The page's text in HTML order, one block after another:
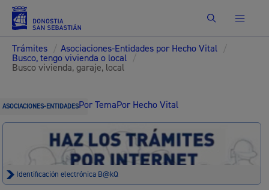
Buscar
Trámites / Asociaciones-Entidades por Hecho Vital /
Busco, tengo vivienda o local /
Busco vivienda, garaje, local
ASOCIACIONES-ENTIDADESPor TemaPor Hecho Vital
Identificación electrónica B@kQ